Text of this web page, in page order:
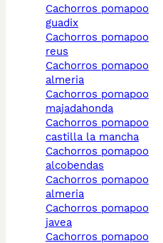
cachorros pomapoo
guadix
cachorros pomapoo
reus
cachorros pomapoo
almeria
cachorros pomapoo
majadahonda
cachorros pomapoo
castilla la mancha
cachorros pomapoo
alcobendas
cachorros pomapoo
almeria
cachorros pomapoo
javea
cachorros pomapoo